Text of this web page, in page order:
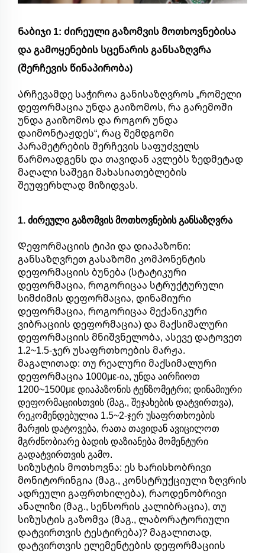
Ნაბიჯი 1: ძირეული გაზომვის მოთხოვნებისა
და გამოყენების სცენარის განსაზღვრა
(შერჩევის წინაპირობა)
Არჩევამდე საჭიროა განისაზღვროს „რომელი
დეფორმაცია უნდა გაიზომოს, რა გარემოში
უნდა გაიზომოს და როგორ უნდა
დაიმონტაჟდეს“, რაც შემდგომი
პარამეტრების შერჩევის საფუძველს
წარმოადგენს და თავიდან ავლებს ზედმეტად
მაღალი საშეგი მახასიათებლების
შეუფერხლად მიზიდვას.
1. ძირეული გაზომვის მოთხოვნების განსაზღვრა
Დეფორმაციის ტიპი და დიაპაზონი:
განსაზღვრეთ გასაზომი კომპონენტის
დეფორმაციის ბუნება (სტატიკური
დეფორმაცია, როგორიცაა სტრუქტურული
სიმძიმის დეფორმაცია, დინამიური
დეფორმაცია, როგორიცაა მექანიკური
ვიბრაციის დეფორმაცია) და მაქსიმალური
დეფორმაციის მნიშვნელობა, ასევე დატოვეთ
1.2~1.5-ჯერ უსაფრთხოების მარჟა.
მაგალითად: თუ რეალური მაქსიმალური
დეფორმაცია 1000με-ია, უნდა აირჩიოთ
1200~1500με დიაპაზონის ტენზომეტრი; დინამიური
დეფორმაციისთვის (მაგ., შეჯახების დატვირთვა),
რეკომენდებულია 1.5~2-ჯერ უსაფრთხოების
მარჟის დატოვება, რათა თავიდან ავიცილოთ
მგრძნობიარე ბადის დაზიანება მომენტური
გადატვირთვის გამო.
Სიზუსტის მოთხოვნა: ეს ხარისხობრივი
მონიტორინგია (მაგ., კონსტრუქციული ზღვრის
ადრეული გაფრთხილება), რაოდენობრივი
ანალიზი (მაგ., სენსორის კალიბრაცია), თუ
სიზუსტის გაზომვა (მაგ., ლაბორატორიული
დატვირთვის ტესტირება)? მაგალითად,
დატვირთვის ელემენტების დეფორმაციის